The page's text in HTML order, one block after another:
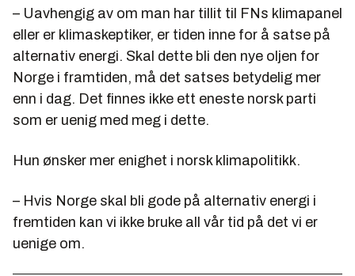
– Uavhengig av om man har tillit til FNs klimapanel
eller er klimaskeptiker, er tiden inne for å satse på
alternativ energi. Skal dette bli den nye oljen for
Norge i framtiden, må det satses betydelig mer
enn i dag. Det finnes ikke ett eneste norsk parti
som er uenig med meg i dette.
Hun ønsker mer enighet i norsk klimapolitikk.
– Hvis Norge skal bli gode på alternativ energi i
fremtiden kan vi ikke bruke all vår tid på det vi er
uenige om.